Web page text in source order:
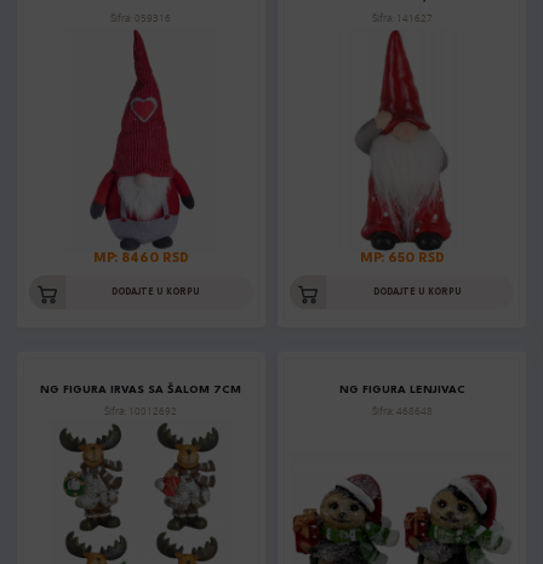
Šifra: 059316
MP: 8460 RSD
DODAJTE U KORPU
Šifra: 141627
MP: 650 RSD
DODAJTE U KORPU
NG FIGURA IRVAS SA ŠALOM 7CM
Šifra: 10012692
NG FIGURA LENJIVAC
Šifra: 468648